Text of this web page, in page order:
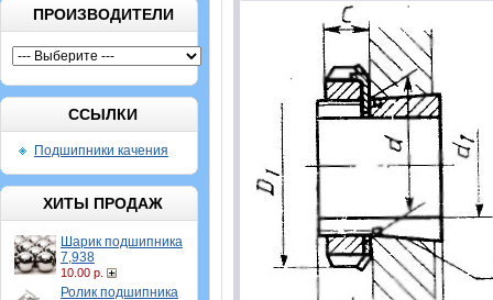
ПРОИЗВОДИТЕЛИ
ССЫЛКИ
Подшипники качения
ХИТЫ ПРОДАЖ
Шарик подшипника
7,938
10.00 р.
Ролик подшипника